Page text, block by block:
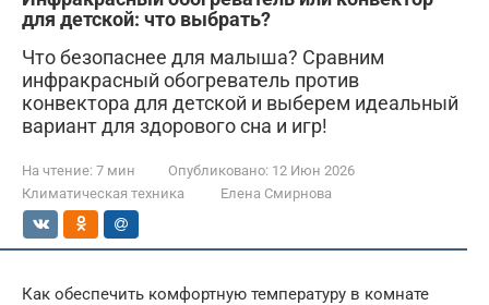
для детской: что выбрать?
Что безопаснее для малыша? Сравним
инфракрасный обогреватель против
конвектора для детской и выберем идеальный
вариант для здорового сна и игр!
На чтение: 7 мин Опубликовано: 12 Июн 2026
Климатическая техника
Елена Смирнова
Как обеспечить комфортную температуру в комнате